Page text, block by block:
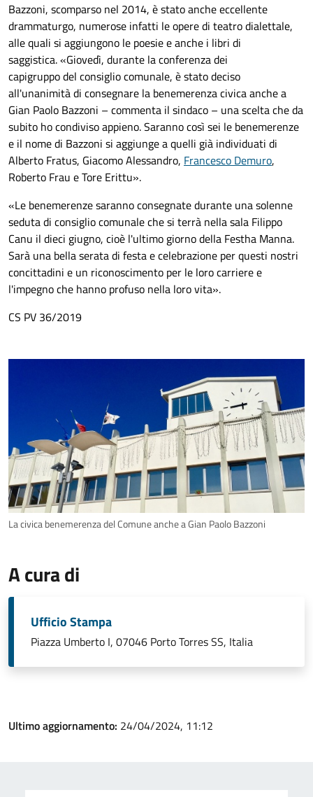
Bazzoni, scomparso nel 2014, è stato ancheeccellente
drammaturgo, numerose infatti le opere di teatro dialettale,
alle quali si aggiungono le poesie e anche i libri di
saggistica.«Giovedì, durante la conferenza dei
capigruppodel consiglio comunale, è stato deciso
all'unanimità di consegnare la benemerenza civica anche a
Gian Paolo Bazzoni – commenta il sindaco – una scelta che da
subito ho condivisoappieno. Saranno così sei le benemerenze
e il nome di Bazzoni si aggiunge a quelli già individuati di
Alberto Fratus, Giacomo Alessandro, Francesco Demuro,
Roberto Frau e Tore Erittu».
«Le benemerenze saranno consegnate durante una solenne
seduta di consiglio comunale che si terrà nella sala Filippo
Canu il dieci giugno, cioè l'ultimo giorno della Festha Manna.
Sarà una bella serata di festa e celebrazione per questi nostri
concittadini e un riconoscimento per le loro carriere e
l'impegno che hanno profuso nella loro vita».
CS PV 36/2019
La civica benemerenza del Comune anche a Gian Paolo Bazzoni
A cura di
Ufficio Stampa
Piazza Umberto I, 07046 Porto Torres SS, Italia
Ultimo aggiornamento: 24/04/2024, 11:12